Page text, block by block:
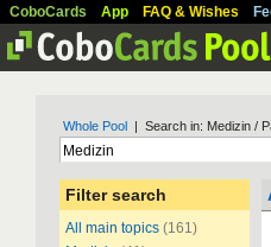
CoboCards App FAQ & Wishes
Whole Pool | Search in: Medizin /
Filter search
All main topics (161)